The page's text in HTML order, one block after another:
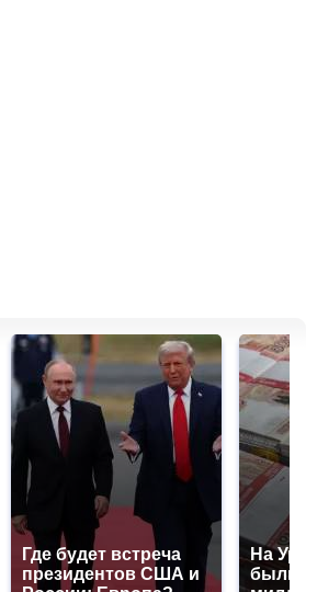
Где будет встреча
президентов США и
На
были